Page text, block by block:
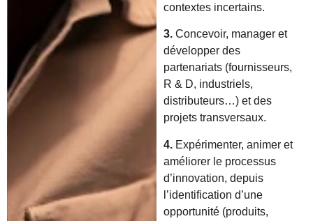
contextes incertains.
3. Concevoir, manager et
développer des
partenariats (fournisseurs,
R & D, industriels,
distributeurs…) et des
projets transversaux.
4. Expérimenter, animer et
améliorer le processus
d’innovation, depuis
l’identification d’une
opportunité (produits,